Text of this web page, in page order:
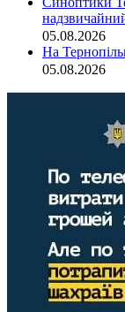
05.08.2026
На
05.08.2026